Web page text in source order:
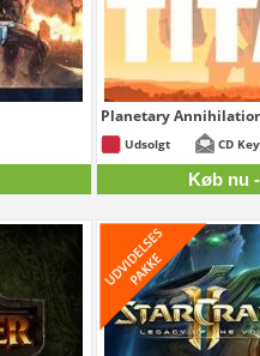
Planetary
Udsolgt CD
Køb nu